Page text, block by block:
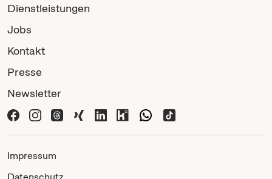
Dienstleistungen
Jobs
Kontakt
Presse
Newsletter
Impressum